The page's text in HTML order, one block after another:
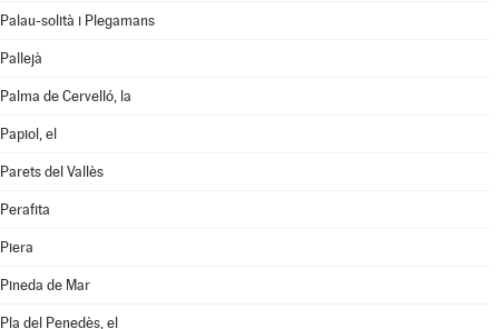
Palau-solità i Plegamans
Pallejà
Palma de Cervelló, la
Papiol, el
Parets del Vallès
Perafita
Piera
Pineda de Mar
Pla del Penedès, el